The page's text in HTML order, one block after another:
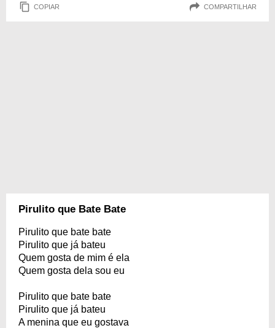
COPIAR COMPARTILHAR
Pirulito que Bate Bate
Pirulito que bate bate
Pirulito que já bateu
Quem gosta de mim é ela
Quem gosta dela sou eu
Pirulito que bate bate
Pirulito que já bateu
A menina que eu gostava